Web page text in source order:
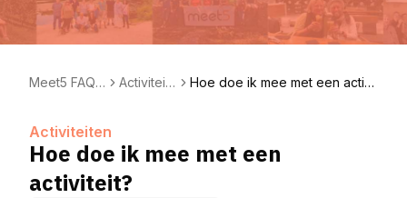
Meet5 FAQ
Activiteite
Hoe doe ik mee met een activi
Activiteiten
Hoe doe ik mee met een
activiteit?